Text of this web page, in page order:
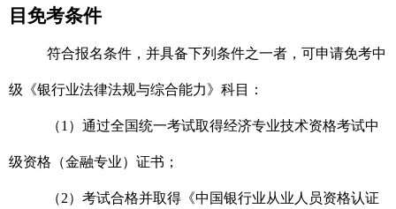
目免考条件
符合报名条件，并具备下列条件之一者，可申请免考中
级 《银行业法律法规与综合能力》科目：
（1）通过全国统一考试取得经济专业技术资格考试中
级资格（金融专业）证书；
（2）考试合格并取得《中国银行业从业人员资格认证